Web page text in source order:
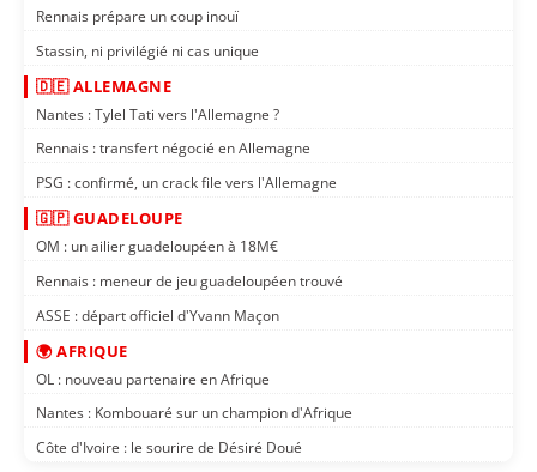
Rennais prépare un coup inouï
Stassin, ni privilégié ni cas unique
🇩🇪 ALLEMAGNE
Nantes : Tylel Tati vers l'Allemagne ?
Rennais : transfert négocié en Allemagne
PSG : confirmé, un crack file vers l'Allemagne
🇬🇵 GUADELOUPE
OM : un ailier guadeloupéen à 18M€
Rennais : meneur de jeu guadeloupéen trouvé
ASSE : départ officiel d'Yvann Maçon
🌍 AFRIQUE
OL : nouveau partenaire en Afrique
Nantes : Kombouaré sur un champion d'Afrique
Côte d'Ivoire : le sourire de Désiré Doué